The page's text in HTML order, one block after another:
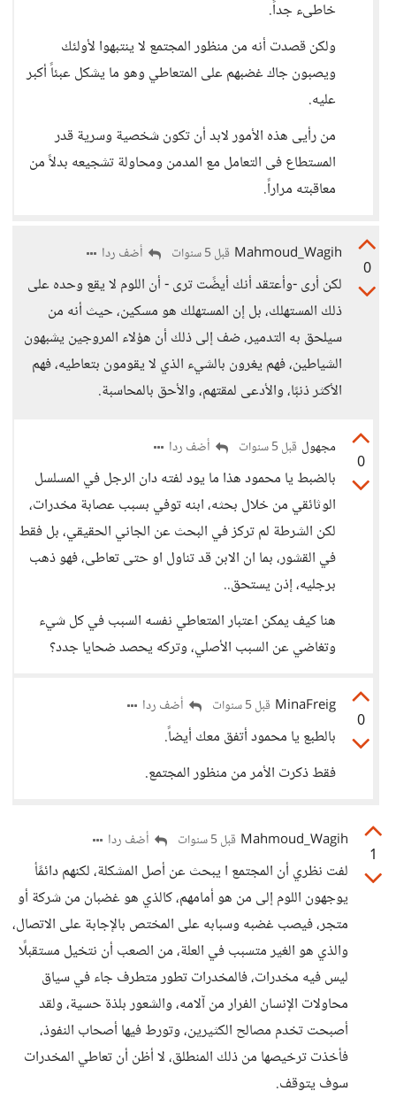
خاطىء جداً.
ولكن قصدت أنه من منظور المجتمع لا ينتبهوا لأولئك
ويصبون جاك غضبهم على المتعاطي وهو ما يشكل عبئاً أكبر
عليه.
من رأيى هذه الأمور لابد أن تكون شخصية وسرية قدر
المستطاع فى التعامل مع المدمن ومحاولة تشجيعه بدلاً من
معاقبته مراراً.
0
Mahmoud_Wagih قبل 5 سنوات أضف ردا
لكن أرى -وأعتقد أنك أيضًت ترى - أن اللوم لا يقع وحده على
ذلك المستهلك، بل إن المستهلك هو مسكين، حيث أنه من
سيلحق به التدمير، ضف إلى ذلك أن هؤلاء المروجين يشبهون
الشياطين، فهم يغرون بالشيء الذي لا يقومون بتعاطيه، فهم
الأكثر ذنبًا، والأدعى لمقتهم، والأحق بالمحاسبة.
0
مجهول قبل 5 سنوات أضف ردا
بالضبط يا محمود هذا ما يود لفته دان الرجل في المسلسل
الوثائقي من خلال بحثه، ابنه توفي بسبب عصابة مخدرات،
لكن الشرطة لم تركز في البحث عن الجاني الحقيقي، بل فقط
في القشور، بما ان الابن قد تناول او حتى تعاطى، فهو ذهب
برجليه، إذن يستحق..
هنا كيف يمكن اعتبار المتعاطي نفسه السبب في كل شيء
وتغاضي عن السبب الأصلي، وتركه يحصد ضحايا جدد؟
0
MinaFreig قبل 5 سنوات أضف ردا
بالطبع يا محمود أتفق معك أيضاً.
فقط ذكرت الأمر من منظور المجتمع.
1
Mahmoud_Wagih قبل 5 سنوات أضف ردا
لفت نظري أن المجتمع ا يبحث عن أصل المشكلة، لكنهم دائمًأ
يوجهون اللوم إلى من هو أمامهم، كالذي هو غضبان من شركة أو
متجر، فيصب غضبه وسبابه على المختص بالإجابة على الاتصال،
والذي هو الغير متسبب في العلة، من الصعب أن نتخيل مستقبلًا
ليس فيه مخدرات، فالمخدرات تطور متطرف جاء في سياق
محاولات الإنسان الفرار من آلامه، والشعور بلذة حسية، ولقد
أصبحت تخدم مصالح الكثيرين، وتورط فيها أصحاب النفوذ،
فأخذت ترخيصها من ذلك المنطلق، لا أظن أن تعاطي المخدرات
سوف يتوقف.